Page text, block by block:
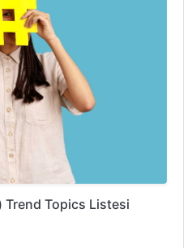
Trend Topics Listesi